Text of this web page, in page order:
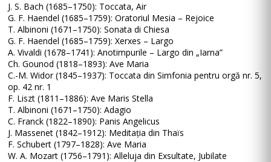
J. S. Bach (1685–1750): Toccata, Air
G. F. Haendel (1685–1759): Oratoriul Mesia – Rejoice
T. Albinoni (1671–1750): Sonata di Chiesa
G. F. Haendel (1685–1759): Xerxes – Largo
A. Vivaldi (1678–1741): Anotimpurile – Largo din „Iarna”
Ch. Gounod (1818–1893): Ave Maria
C.-M. Widor (1845–1937): Toccata din Simfonia pentru orgă nr. 5,
op. 42 nr. 1
F. Liszt (1811–1886): Ave Maris Stella
T. Albinoni (1671–1750): Adagio
C. Franck (1822–1890): Panis Angelicus
J. Massenet (1842–1912): Meditația din Thaïs
F. Schubert (1797–1828): Ave Maria
W. A. Mozart (1756–1791): Alleluja din Exsultate, Jubilate